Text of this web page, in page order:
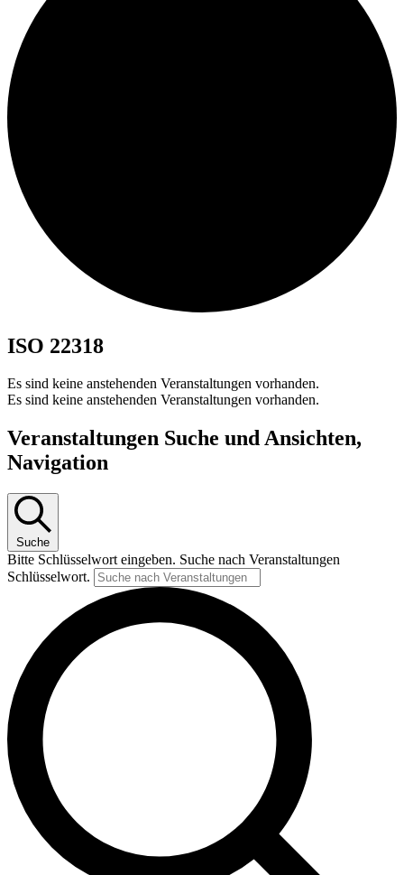
ISO 22318
Es sind keine anstehenden Veranstaltungen vorhanden.
Es sind keine anstehenden Veranstaltungen vorhanden.
Veranstaltungen Suche und Ansichten,
Navigation
Suche
Bitte Schlüsselwort eingeben. Suche nach Veranstaltungen
Schlüsselwort.